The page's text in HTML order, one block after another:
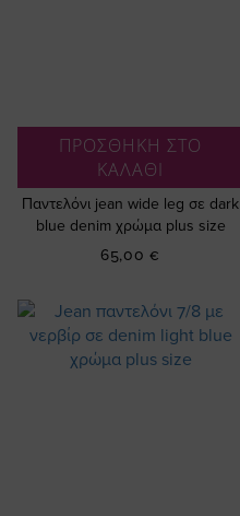
ΠΡΟΣΘΗΚΗ ΣΤΟ
ΚΑΛΑΘΙ
Παντελόνι jean wide leg σε dark
blue denim χρώμα plus size
65,00 €